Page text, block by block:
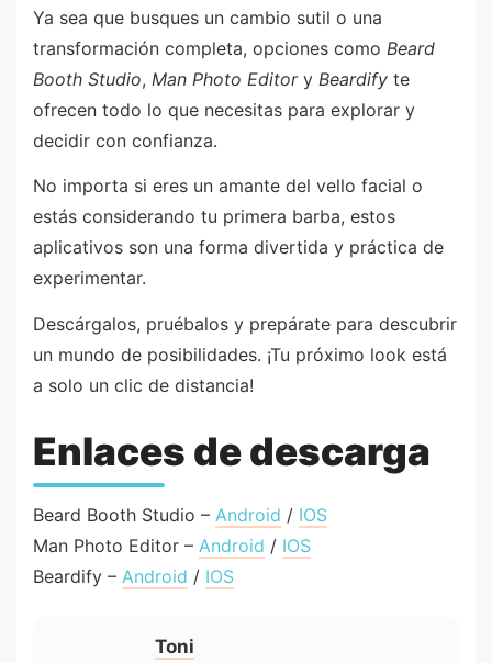
Ya sea que busques un cambio sutil o una
transformación completa, opciones como Beard
Booth Studio, Man Photo Editory Beardify te
ofrecen todo lo que necesitas para explorar y
decidir con confianza.
No importa si eres un amante del vello facial o
estás considerando tu primera barba, estos
aplicativos son una forma divertida y práctica de
experimentar.
Descárgalos, pruébalos y prepárate para descubrir
un mundo de posibilidades. ¡Tu próximo look está
a solo un clic de distancia!
Enlaces de descarga
Beard Booth Studio – Android / IOS
Man Photo Editor – Android / IOS
Beardify – Android / IOS
Toni